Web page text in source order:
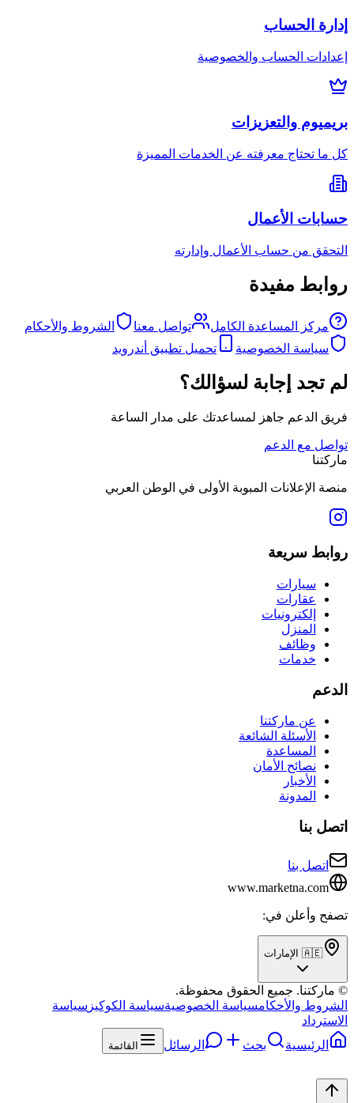
إدارة الحساب
إعدادات الحساب والخصوصية
بريميوم والتعزيزات
كل ما تحتاج معرفته عن الخدمات المميزة
حسابات الأعمال
التحقق من حساب الأعمال وإدارته
روابط مفيدة
مركز المساعدة الكامل تواصل معنا
الشروط والأحكام
سياسة الخصوصية
تحميل تطبيق أندرويد
لم تجد إجابة لسؤالك؟
فريق الدعم جاهز لمساعدتك على مدار الساعة
تواصل مع الدعم
ماركتنا
منصة الإعلانات المبوبة الأولى في الوطن العربي
روابط سريعة
سيارات
عقارات
إلكترونيات
المنزل
وظائف
خدمات
الدعم
عن ماركتنا
الأسئلة الشائعة
المساعدة
نصائح الأمان
الأخبار
المدونة
اتصل بنا
اتصل بنا
www.marketna.com
تصفح وأعلن في:
🇦🇪 الإمارات
© ماركتنا. جميع الحقوق محفوظة.
الشروط والأحكامسياسة الخصوصيةسياسة الكوكيز سياسة
الاسترداد
الرئيسية
بحث الرسائل القائمة